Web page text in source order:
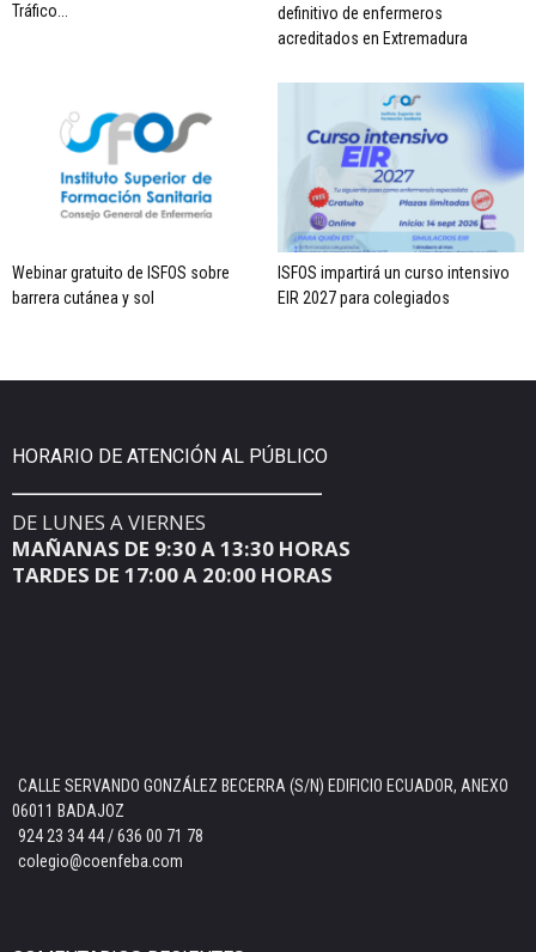
Tráfico...
definitivo de enfermeros
acreditados en Extremadura
Webinar gratuito de ISFOS sobre
barrera cutánea y sol
ISFOS impartirá un curso intensivo
EIR 2027 para colegiados
HORARIO DE ATENCIÓN AL PÚBLICO
DE LUNES A VIERNES
MAÑANAS DE 9:30 A 13:30 HORAS
TARDES DE 17:00 A 20:00 HORAS
CALLE SERVANDO GONZÁLEZ BECERRA (S/N) EDIFICIO ECUADOR, ANEXO
06011 BADAJOZ
924 23 34 44 / 636 00 71 78
colegio@coenfeba.com